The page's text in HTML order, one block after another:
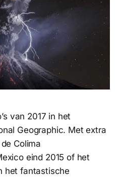
van 2017 in het
Geographic. Met extra
Colima
eind 2015 of het
het fantastische